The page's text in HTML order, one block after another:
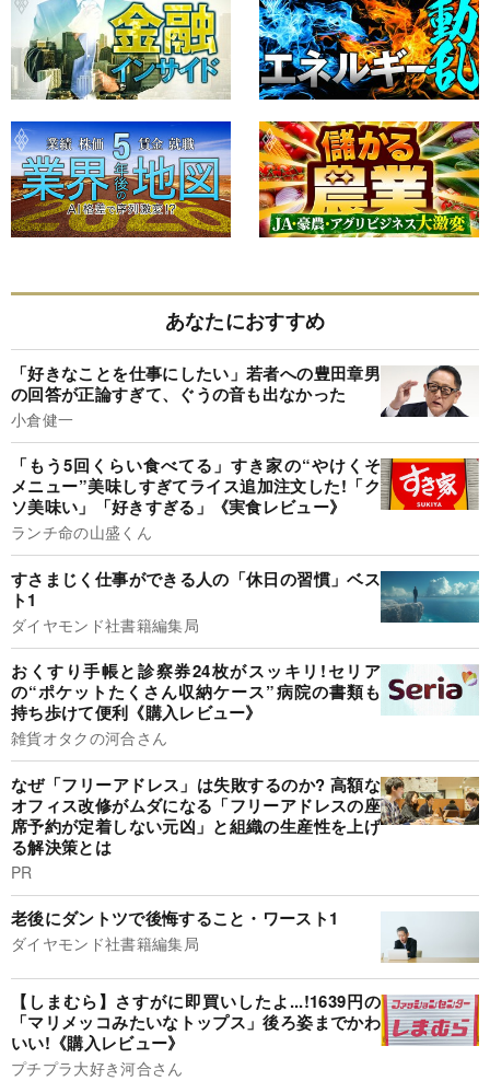
あなたにおすすめ
「好きなことを仕事にしたい」若者への豊田章男
の回答が正論すぎて、ぐうの音も出なかった
小倉健一
「もう5回くらい食べてる」すき家の“やけくそ
メニュー”美味しすぎてライス追加注文した!「ク
ソ美味い」「好きすぎる」《実食レビュー》
ランチ命の山盛くん
すさまじく仕事ができる人の「休日の習慣」ベス
ト1
ダイヤモンド社書籍編集局
おくすり手帳と診察券24枚がスッキリ!セリア
の“ポケットたくさん収納ケース”病院の書類も
持ち歩けて便利《購入レビュー》
雑貨オタクの河合さん
なぜ「フリーアドレス」は失敗するのか? 高額な
オフィス改修がムダになる「フリーアドレスの座
席予約が定着しない元凶」と組織の生産性を上げ
る解決策とは
PR
老後にダントツで後悔すること・ワースト1
ダイヤモンド社書籍編集局
【しまむら】さすがに即買いしたよ...!1639円の
「マリメッコみたいなトップス」後ろ姿までかわ
いい!《購入レビュー》
プチプラ大好き河合さん